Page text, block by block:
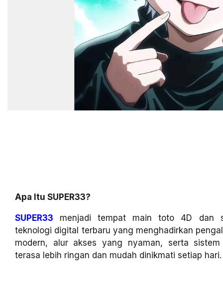
Apa Itu SUPER33?
SUPER33 menjadi tempat main toto 4D dan
teknologi digital terbaru yang menghadirkan
modern, alur akses yang nyaman, serta
terasa lebih ringan dan mudah dinikmati setiap hari.